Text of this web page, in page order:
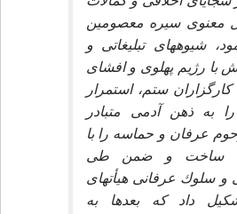
معنوى سيره معصومين
شيوه‏هاى تبليغاتى و
با رژيم پهلوى و افشاى
ستم، استمرار
به ذهن آدمى متبادر
عرفان و حماسه را با
ساخت و ضمن طى
و سلوك عرفانى هيأت‏هاى
داد كه بعدها به